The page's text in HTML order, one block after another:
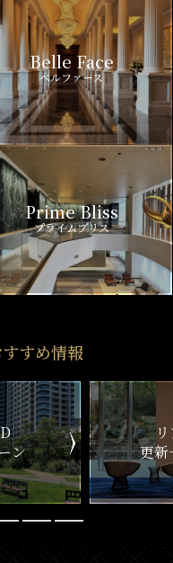
Belle Face
ベルファース
Prime Bliss
プライムブリス
すめ情報
ン
更新